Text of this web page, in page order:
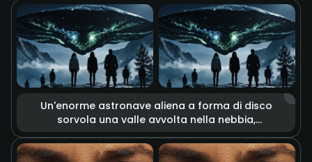
enormi esplosioni, detriti che volano e dense
colonne di fumo. Toni freddi e caldi ad alto
contrasto accentuano la desolazione
dell'apocalisse e la passione per la velocità,
creando un'estetica unica della distruzione.
Un'enorme astronave aliena a forma di disco
sorvola una valle avvolta nella nebbia,
energia verde. Un gruppo di persone a terra